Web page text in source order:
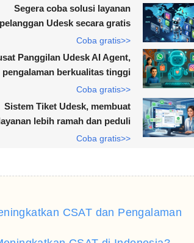
Segera coba solusi layanan
pelanggan Udesk secara gratis
Coba gratis>>
Panggilan Udesk AI Agent,
pengalaman berkualitas tinggi
Coba gratis>>
Sistem Tiket Udesk, membuat
lebih ramah dan peduli
Coba gratis>>
CSAT dan Pengalaman